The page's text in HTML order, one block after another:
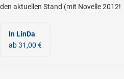
den aktuellen Stand (mit Novelle 2012!
In LinDa
ab 31,00 €